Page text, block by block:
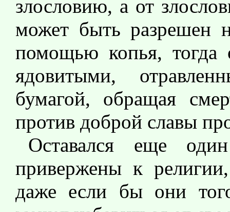
злословию, а от
может быть
помощью копья, тогда
ядовитыми,
бумагой, обращая
против доброй славы
Оставался еще
привержены к
даже если бы они